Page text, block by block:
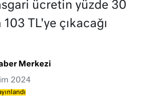
ücretin yüzde 30
TL'ye çıkacağı
Merkezi
2024